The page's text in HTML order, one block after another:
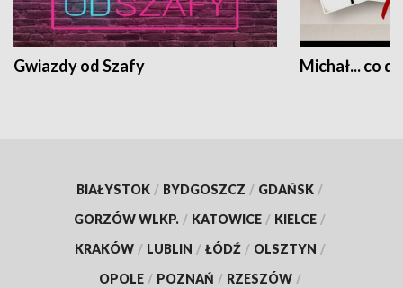
Gwiazdy od Szafy Michał... co
BIAŁYSTOK / BYDGOSZCZ / GDAŃSK /
GORZÓW WLKP. / KATOWICE / KIELCE /
KRAKÓW / LUBLIN / ŁÓDŹ / OLSZTYN /
OPOLE / POZNAŃ / RZESZÓW /